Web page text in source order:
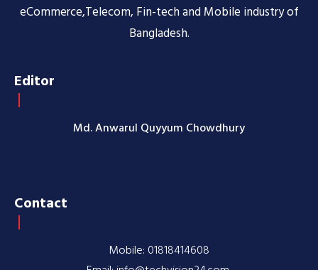
eCommerce,Telecom, Fin-tech and Mobile industry of
Bangladesh.
Editor
Md. Anwarul Quyyum Chowdhury
Contact
Mobile: 01818414608